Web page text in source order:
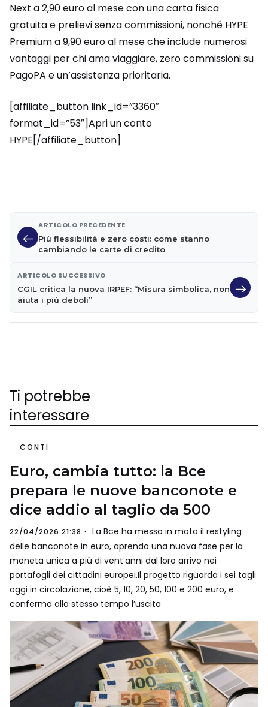
Next a 2,90 euro al mese con una carta fisica
gratuita e prelievi senza commissioni, nonché HYPE
Premium a 9,90 euro al mese che include numerosi
vantaggi per chi ama viaggiare, zero commissioni su
PagoPA e un’assistenza prioritaria.
[affiliate_button link_id=”3360″
format_id=”53″]Apri un conto
HYPE[/affiliate_button]
ARTICOLO PRECEDENTE
Più flessibilità e zero costi: come stanno
cambiando le carte di credito
ARTICOLO SUCCESSIVO
CGIL critica la nuova IRPEF: “Misura simbolica, non
aiuta i più deboli”
Ti potrebbe
interessare
CONTI
Euro, cambia tutto: la Bce
prepara le nuove banconote e
dice addio al taglio da 500
22/04/2026 21:38
La Bce ha messo in moto il restyling
delle banconote in euro, aprendo una nuova fase per la
moneta unica a più di vent’anni dal loro arrivo nei
portafogli dei cittadini europei.Il progetto riguarda i sei tagli
oggi in circolazione, cioè 5, 10, 20, 50, 100 e 200 euro, e
conferma allo stesso tempo l’uscita